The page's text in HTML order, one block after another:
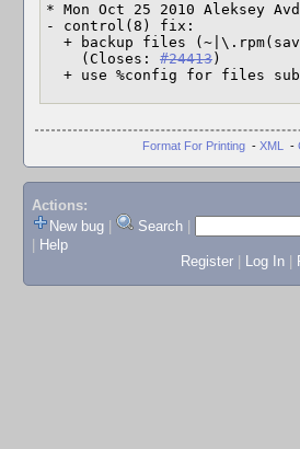
* Mon Oct 25 2010 Aleksey
- control(8) fix:
    (Closes:
#24413 )
+ use %config for files
Format For Printing - XML -
Actions:
New bug
Search
Help
Register
Log In